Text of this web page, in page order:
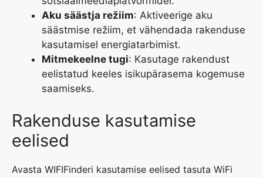
Aku säästja režiim: Aktiveerige aku
säästmise režiim, et vähendada rakenduse
kasutamisel energiatarbimist.
Mitmekeelne tugi: Kasutage rakendust
eelistatud keeles isikupärasema kogemuse
saamiseks.
Rakenduse kasutamise
eelised
Avasta WIFIFinderi kasutamise eelised tasuta WiFi